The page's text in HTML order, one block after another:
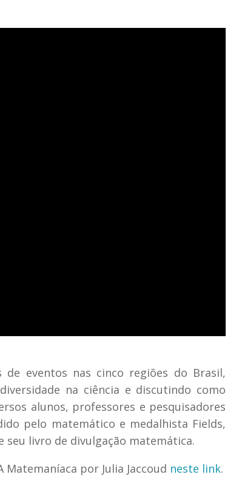
eventos nas cinco regiões do Brasil,
na ciência e discutindo como
alunos, professores e pesquisadores
pelo matemático e medalhista Fields,
seu livro de divulgação matemática.
por Julia Jaccoud neste link.